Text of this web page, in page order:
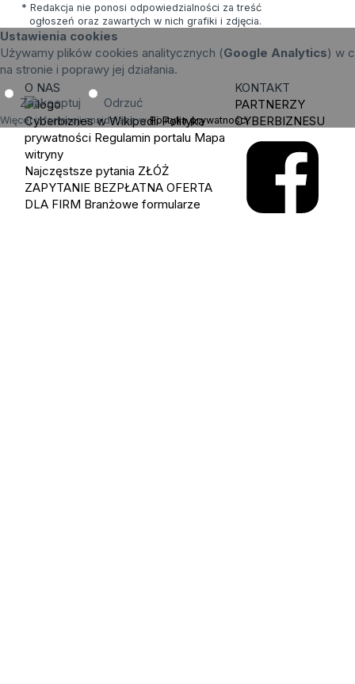
* Redakcja nie ponosi odpowiedzialności za treść
ogłoszeń oraz zawartych w nich grafiki i zdjęcia.
Ustawienia cookies
Używamy plików cookies analitycznych (Google Analytics) w
na stronie i poprawy jej działania.
Zaakceptuj Odrzuć
Więcej informacji znajdziesz wPolityka prywatności.
O NAS
Cyberbiznes w Wikipedii Polityka
prywatności Regulamin portalu Mapa
witryny
Najczęstsze pytania ZŁÓŻ
ZAPYTANIE BEZPŁATNA OFERTA
DLA FIRM Branżowe formularze
KONTAKT
PARTNERZY
CYBERBIZNESU